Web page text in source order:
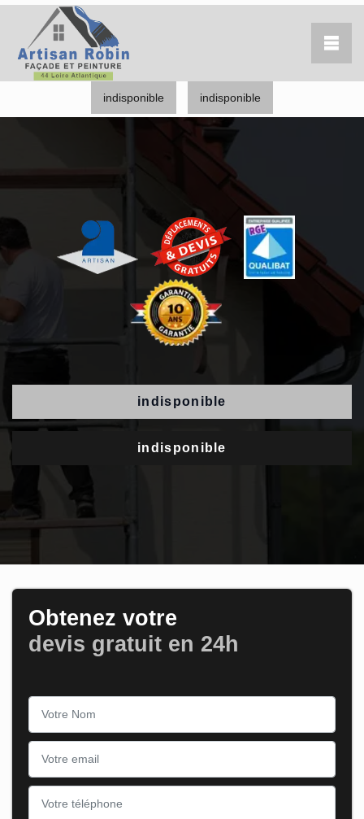
indisponible indisponible
indisponible
indisponible
Obtenez votre
devis gratuit en 24h